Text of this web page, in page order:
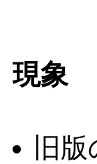
現象
旧